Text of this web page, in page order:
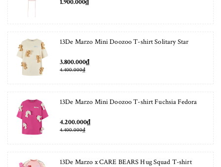
1.900.000₫
13De Marzo Mini Doozoo T-shirt Solitary Star
3.800.000₫
4.400.000₫
13De Marzo Mini Doozoo T-shirt Fuchsia Fedora
4.200.000₫
4.400.000₫
13De Marzo x CARE BEARS Hug Squad T-shirt